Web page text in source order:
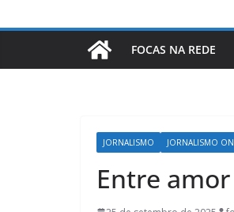
FOCAS NA REDE
JORNALISMO JORNALISMO
Entre